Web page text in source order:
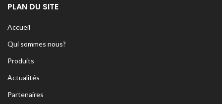
PLAN DU SITE
Accueil
Qui sommes nous?
Produits
Actualités
Partenaires